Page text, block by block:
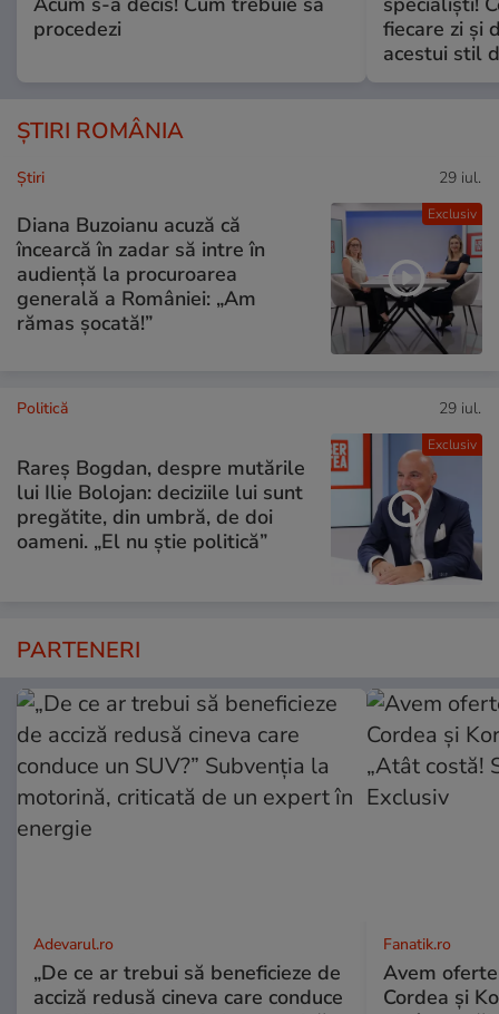
procedezi
fiecare zi și
acestui stil
ȘTIRI ROMÂNIA
Exclusiv
Ştiri 29 iul.
Diana Buzoianu acuză că
încearcă în zadar să intre în
audiență la procuroarea
generală a României: „Am
rămas șocată!”
Exclusiv
Politică 29 iul.
Rareș Bogdan, despre mutările
lui Ilie Bolojan: deciziile lui sunt
pregătite, din umbră, de doi
oameni. „El nu știe politică”
PARTENERI
Adevarul.ro
„De ce ar trebui să beneficieze de
acciză redusă cineva care conduce
Fanatik.ro
Avem
Cordea și